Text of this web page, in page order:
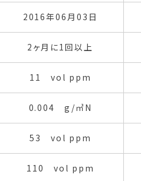
2016年06月03日
2ヶ月に1回以上
11 vol ppm
0.004 g/㎥N
53 vol ppm
110 vol ppm